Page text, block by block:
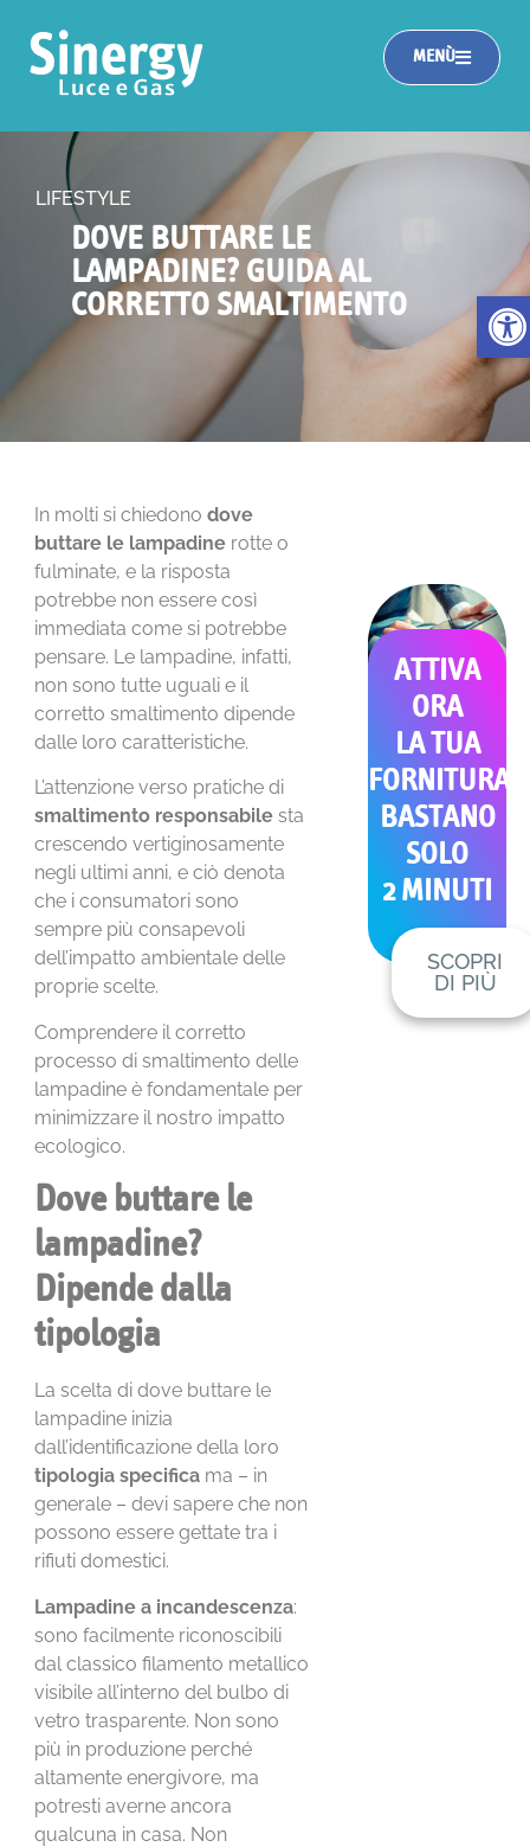
Apri
MENÙ
LIFESTYLE
DOVE BUTTARE LE
LAMPADINE? GUIDA AL
CORRETTO SMALTIMENTO
In molti si chiedonodove
buttare le lampadine rotte o
fulminate, e la risposta
potrebbe non essere così
immediata come si potrebbe
pensare. Le lampadine, infatti,
non sono tutte uguali e il
corretto smaltimento dipende
dalle loro caratteristiche.
L’attenzione verso pratiche di
smaltimento responsabile sta
crescendo vertiginosamente
negli ultimi anni, e ciò denota
che i consumatori sono
sempre più consapevoli
dell’impatto ambientale delle
proprie scelte.
Comprendere il corretto
processo di smaltimento delle
lampadine è fondamentale per
minimizzare il nostro impatto
ecologico.
Dove buttare le
lampadine?
Dipende dalla
tipologia
La scelta di dove buttare le
lampadine inizia
dall’identificazione della loro
tipologia specifica ma – in
generale – devi sapere che non
possono essere gettate tra i
rifiuti domestici.
Lampadine a incandescenza:
sono facilmente riconoscibili
dal classico filamento metallico
visibile all’interno del bulbo di
vetro trasparente. Non sono
più in produzione perché
altamente energivore, ma
potresti averne ancora
qualcuna in casa. Non
ATTIVA
ORA
LA TUA
FORNITURA
BASTANO
SOLO
2 MINUTI
SCOPRI
DI PIÙ